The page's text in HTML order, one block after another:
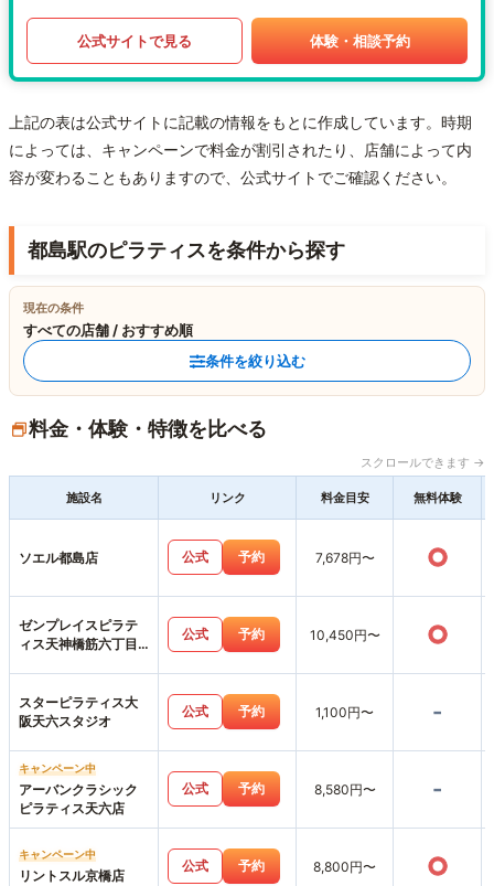
公式サイトで見る 体験・相談予約
上記の表は公式サイトに記載の情報をもとに作成しています。時期
によっては、キャンペーンで料金が割引されたり、店舗によって内
容が変わることもありますので、公式サイトでご確認ください。
都島駅のピラティスを条件から探す
現在の条件
すべての店舗 / おすすめ順
条件を絞り込む
料金・体験・特徴を比べる
スクロールできます →
施設名 リンク 料金目安 無料体験
ソエル都島店 公式 予約 7,678円〜 ○
ゼンプレイスピラテ
ィス天神橋筋六丁目
公式 予約 10,450円〜 ○
スターピラティス大
阪天六スタジオ
公式 予約 1,100円〜 -
キャンペーン中
アーバンクラシック
ピラティス天六店
公式 予約 8,580円〜 -
キャンペーン中
リントスル京橋店
公式 予約 8,800円〜 ○